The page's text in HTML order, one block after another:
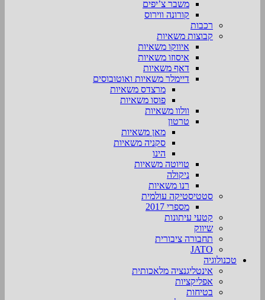
משבר צ’יפים
קורונה ווירוס
רכבות
קבוצות משאיות
איווקו משאיות
איסוזו משאיות
דאף משאיות
דיימלר משאיות ואוטובוסים
מרצדס משאיות
פוסו משאיות
וולוו משאיות
טרטון
מאן משאיות
סקניה משאיות
הינו
טויוטה משאיות
ניקולה
רנו משאיות
סטטיסטיקה עולמית
מספרי 2017
קטעי עיתונות
שיווק
תחבורה ציבורית
JATO
טכנולוגיה
אינטליגנציה מלאכותית
אפליקציות
בטיחות